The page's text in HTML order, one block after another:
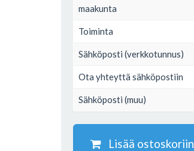
maakunta
Toiminta
Sähköposti (verkkotunnus)
Ota yhteyttä sähköpostiin
Sähköposti (muu)
Lisää ostoskoriin